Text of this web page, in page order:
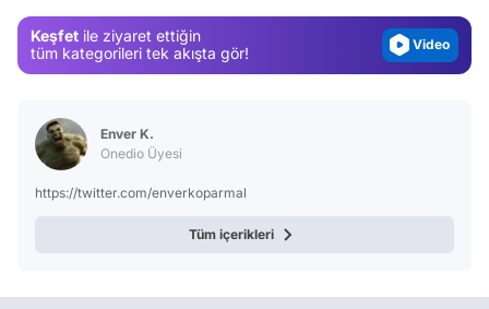
Keşfet ile ziyaret ettiğin
tüm kategorileri tek akışta gör!
Video
Enver K.
Onedio Üyesi
https://twitter.com/enverkoparmal
Tüm içerikleri